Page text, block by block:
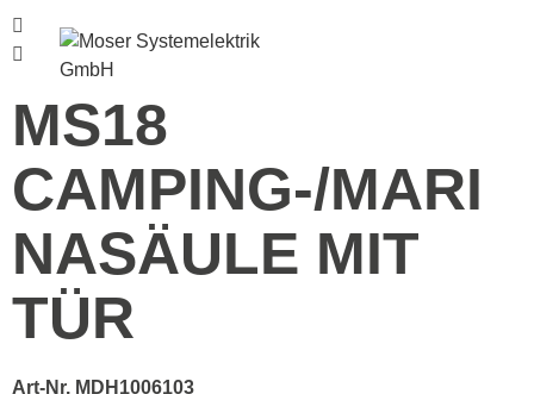
MS18
CAMPING-/MARI
NASÄULE MIT
TÜR
Art-Nr. MDH1006103